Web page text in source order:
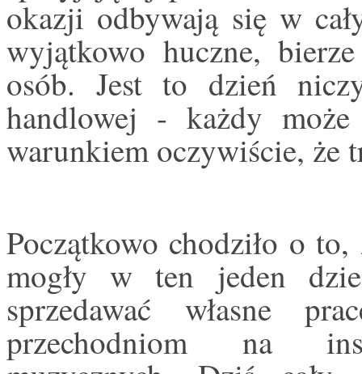
okazji odbywają się w
wyjątkowo huczne,
osób. Jest to dzień
handlowej - każdy
warunkiem oczywiście, że
Początkowo chodziło o
mogły w ten jeden
sprzedawać własne
przechodniom na